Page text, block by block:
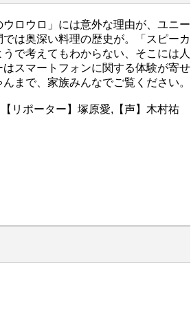
ロウロ」には意外な理由が、ユニー
は奥深い料理の歴史が。「スピーカ
で考えてもわからない、そこには人
スマートフォンに関する体験が寄せ
まで、家族みんなでご覧ください。
リポーター】塚原愛,【声】木村祐